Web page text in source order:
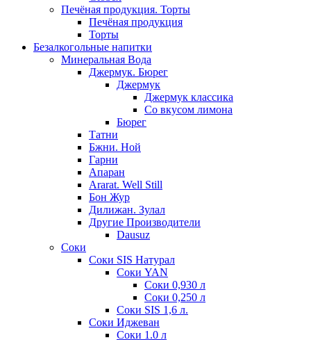
Печёная продукция. Торты
Печёная продукция
Торты
Безалкогольные напитки
Минеральная Вода
Джермук. Бюрег
Джермук
Джермук классика
Со вкусом лимона
Бюрег
Татни
Бжни. Ной
Гарни
Апаран
Ararat. Well Still
Бон Жур
Дилижан. Зулал
Другие Производители
Dausuz
Соки
Соки SIS Натурал
Соки YAN
Соки 0,930 л
Соки 0,250 л
Соки SIS 1,6 л.
Соки Иджеван
Соки 1.0 л